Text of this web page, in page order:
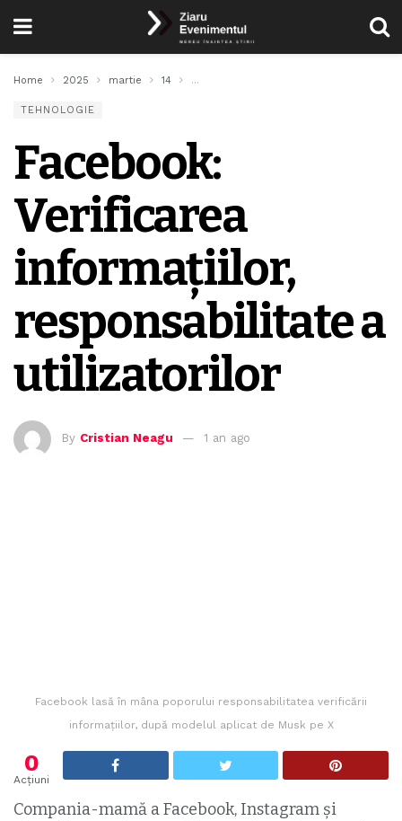
Home 2025 martie 14 Facebook: Verificarea informațiilor,
TEHNOLOGIE
Facebook:
Verificarea
informațiilor,
responsabilitate a
utilizatorilor
By Cristian Neagu 1 an ago
Facebook lasă în mâna poporului responsabilitatea verificării
informațiilor, după modelul aplicat de Musk pe X
0
Acțiuni
Compania-mamă a Facebook, Instagram și